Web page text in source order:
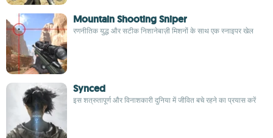
Mountain Shooting Sniper
रणनीतिक युद्ध और सटीक निशानेबाज़ी मिशनों के साथ एक स्नाइपर खेल
Synced
इस शत्रुतापूर्ण और विनाशकारी दुनिया में जीवित बचे रहने का प्रयास करें